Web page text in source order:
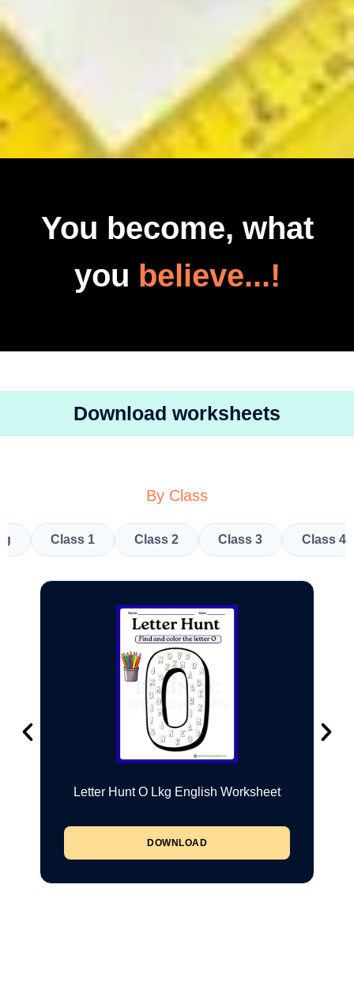
You become, what
you believe...!
Download worksheets
By Class
Class 1 Class 2 Class 3 Class 4
Letter Hunt O Lkg English Worksheet
DOWNLOAD